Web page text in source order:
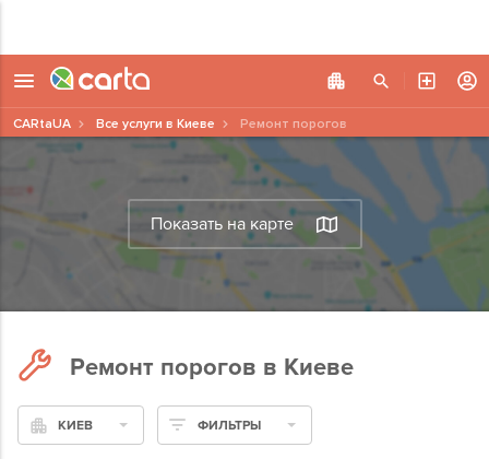
Показать на карте
CARtaUA Все услуги в Киеве Ремонт порогов
Ремонт порогов в Киеве
КИЕВ ФИЛЬТРЫ